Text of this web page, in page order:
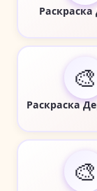
🎨
Раскраска
🎨